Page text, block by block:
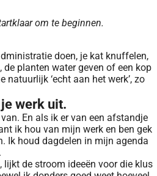
om te beginnen.
doen, je kat knuffelen,
planten water geven of een kop
natuurlijk ‘echt aan het werk’, zo
werk uit.
En als ik er van een afstandje
ik hou van mijn werk en ben gek
Ik houd dagdelen in mijn agenda
lijkt de stroom ideeën voor die klus